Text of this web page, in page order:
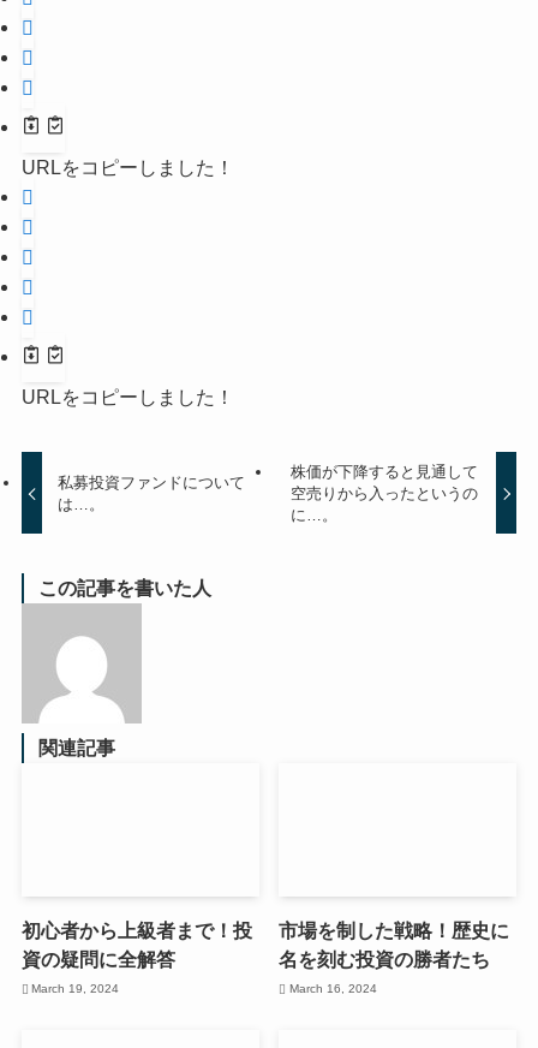
URLをコピーしました！
URLをコピーしました！
私募投資ファンドについて
は…。
株価が下降すると見通して
空売りから入ったというの
に…。
この記事を書いた人
関連記事
初心者から上級者まで！投
資の疑問に全解答
March 19, 2024
市場を制した戦略！歴史に
名を刻む投資の勝者たち
March 16, 2024